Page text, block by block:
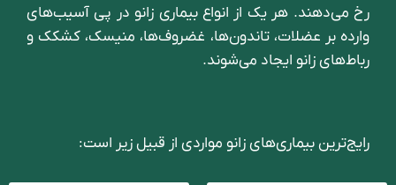
رخ می‌دهند. هر یک از انواع بیماری زانو در پی آسیب‌های
وارد‌ه بر عضلات، تاندون‌ها، غضروف‌ها، منیسک، کشکک و
رباط‌های زانو ایجاد می‌شوند.
رایج‌ترین بیماری‌های زانو مواردی از قبیل زیر است: